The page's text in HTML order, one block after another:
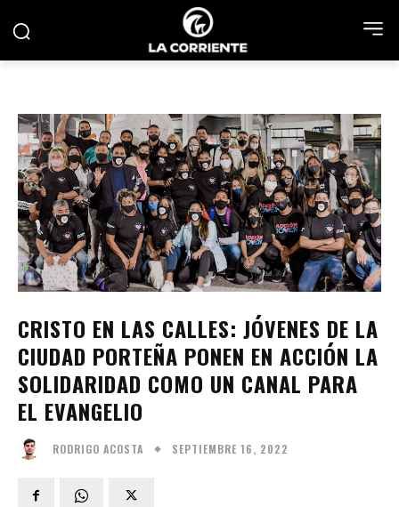
CRISTO EN LAS CALLES: JÓVENES DE LA
CIUDAD PORTEÑA PONEN EN ACCIÓN LA
SOLIDARIDAD COMO UN CANAL PARA
EL EVANGELIO
RODRIGO ACOSTA SEPTIEMBRE 16, 2022